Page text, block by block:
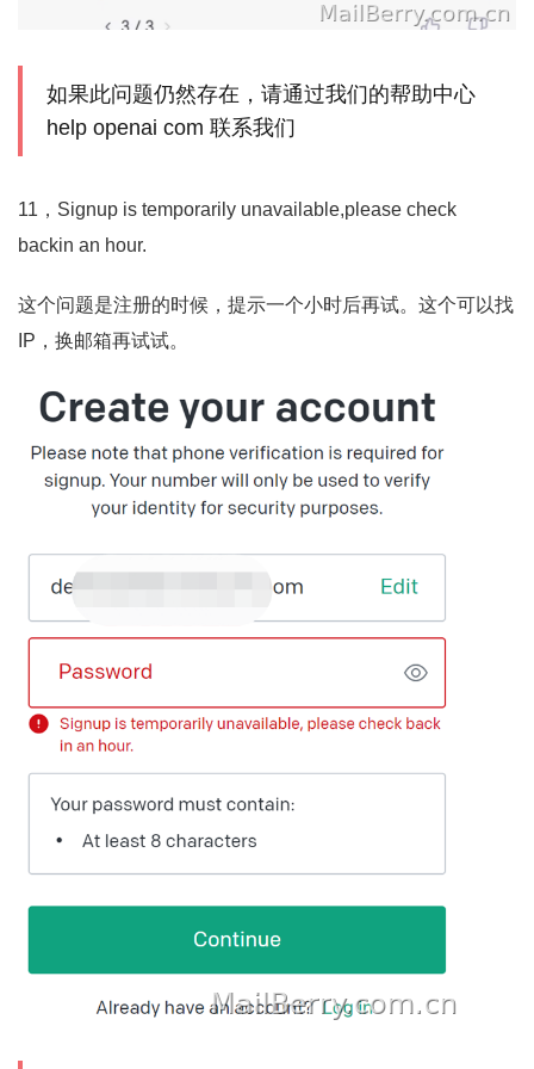
如果此问题仍然存在，请通过我们的帮助中心
help openai com 联系我们
11，Signup is temporarily unavailable,please check
backin an hour.
这个问题是注册的时候，提示一个小时后再试。这个可以找
IP，换邮箱再试试。